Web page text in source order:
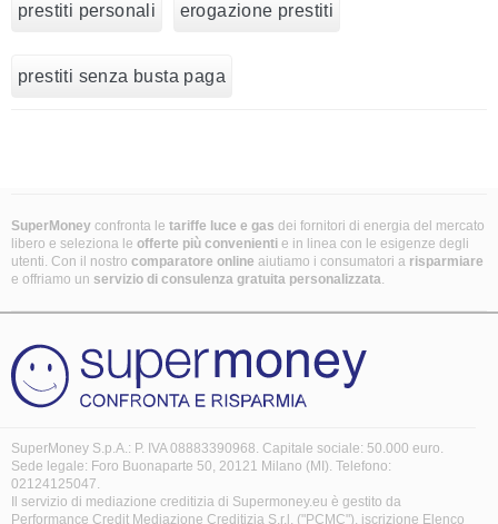
prestiti personali erogazione prestiti
prestiti senza busta paga
SuperMoney confronta le tariffe luce e gas dei fornitori di energia del mercato
libero e seleziona le offerte più convenienti e in linea con le esigenze degli
utenti. Con il nostro comparatore online aiutiamo i consumatori a risparmiare
e offriamo un servizio di consulenza gratuita personalizzata.
SuperMoney S.p.A.: P. IVA 08883390968. Capitale sociale: 50.000 euro.
Sede legale: Foro Buonaparte 50, 20121 Milano (MI). Telefono:
02124125047.
Il servizio di mediazione creditizia di Supermoney.eu è gestito da
Performance Credit Mediazione Creditizia S.r.l. ("PCMC"), iscrizione Elenco